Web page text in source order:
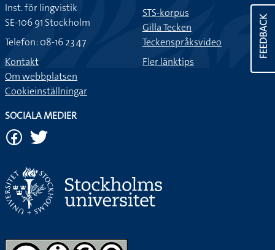
FEEDBACK
Inst. för lingvistik
SE-106 91 Stockholm
Telefon: 08-16 23 47
Kontakt
Om webbplatsen
Cookieinställningar
STS-korpus
Gilla Tecken
Teckenspråksvideo
Fler länktips
SOCIALA MEDIER